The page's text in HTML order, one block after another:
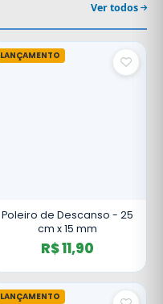
Ver todos
LANÇAMENTO
Poleiro de Descanso - 25
cm x 15 mm
R$ 11,90
LANÇAMENTO